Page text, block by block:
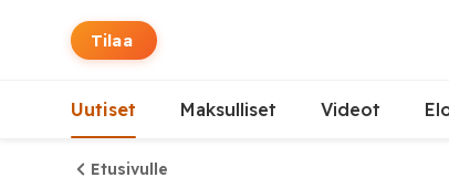
Tilaa
Uutiset Maksulliset Videot
Etusivulle